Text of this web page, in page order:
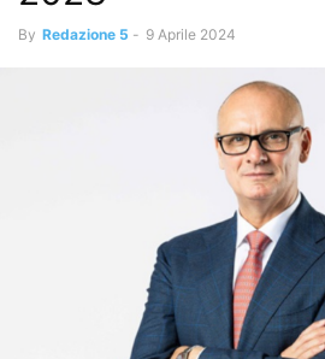
By Redazione 5 - 9 Aprile 2024